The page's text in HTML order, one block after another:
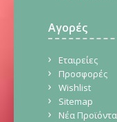
Αγορές
Εταιρείες
Προσφορές
Wishlist
Sitemap
Νέα Προϊόντα